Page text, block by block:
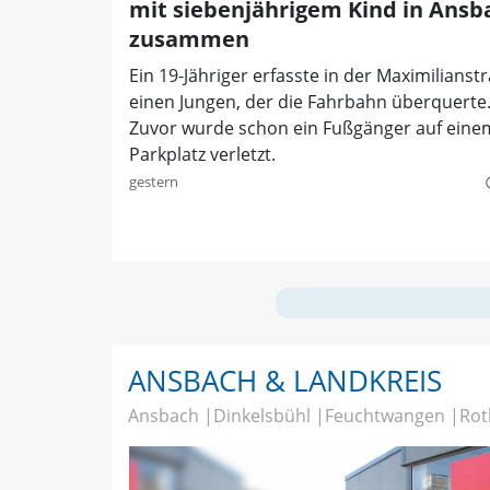
mit siebenjährigem Kind in
zusammen
Ein 19-Jähriger erfasste in der
einen Jungen, der die Fahrbahn überquerte.
Zuvor wurde schon ein Fußgänger auf
Parkplatz verletzt.
gestern
ANSBACH & LANDKREIS
Ansbach Dinkelsbühl Feuchtwangen